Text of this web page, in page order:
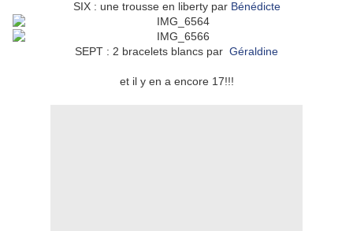
SIX : une trousse en liberty par Bénédicte
SEPT : 2 bracelets blancs par Géraldine
et il y en a encore 17!!!